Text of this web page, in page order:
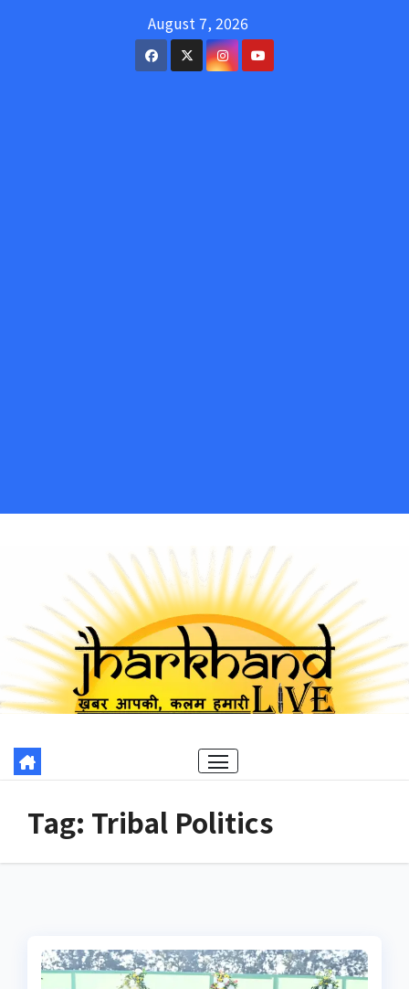
August 7, 2026
Tag: Tribal Politics